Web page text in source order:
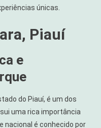
únicas.
Piauí
e
do Piauí, é um dos
uma rica importância
nacional é conhecido por